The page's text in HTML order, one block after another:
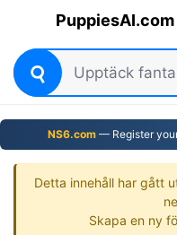
PuppiesAI.com
NS6.com — Register
Detta innehåll har gått
Skapa en ny